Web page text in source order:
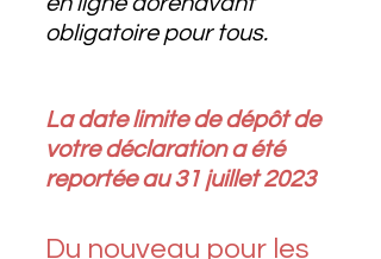
obligatoire pour tous.
La date limite de dépôt de
votre déclaration a été
reportée au 31 juillet 2023
Du nouveau pour les